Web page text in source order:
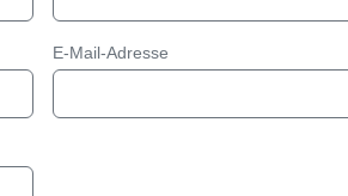
E-Mail-Adresse